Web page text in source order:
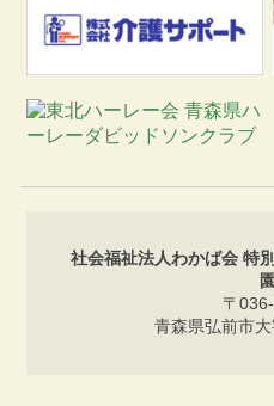
社会福祉法人わかば会 特
園
〒
青森県弘前市